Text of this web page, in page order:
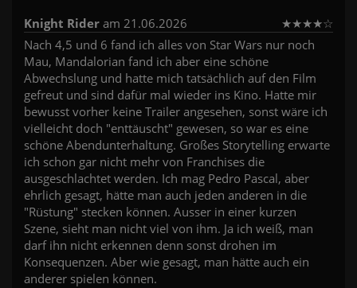
Knight Rider am 21.06.2026 ★★★★☆
Nach 4,5 und 6 fand ich alles von Star Wars nur noch
Mau, Mandalorian fand ich aber eine schöne
Abwechslung und hatte mich tatsächlich auf den Film
gefreut und sind dafür mal wieder ins Kino. Hatte mir
bewusst vorher keine Trailer angesehen, sonst wäre ich
vielleicht doch "enttäuscht" gewesen, so war es eine
schöne Abendunterhaltung. Großes Storytelling erwarte
ich schon gar nicht mehr von Franchises die
ausgeschlachtet werden. Ich mag Pedro Pascal, aber
ehrlich gesagt, hätte man auch jeden anderen in die
"Rüstung" stecken können. Ausser in einer kurzen
Szene, sieht man nicht viel von ihm. Ja ich weiß, man
darf ihn nicht erkennen denn sonst drohen im
Konsequenzen. Aber wie gesagt, man hätte auch ein
anderer spielen können.